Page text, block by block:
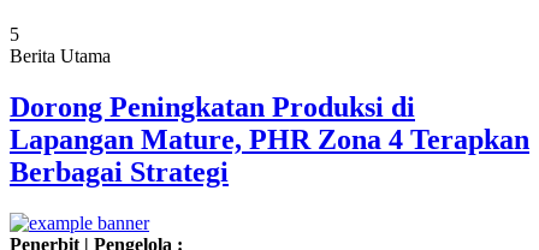
5
Berita Utama
Dorong Peningkatan Produksi di
Lapangan Mature, PHR Zona 4 Terapkan
Berbagai Strategi
Penerbit | Pengelola :